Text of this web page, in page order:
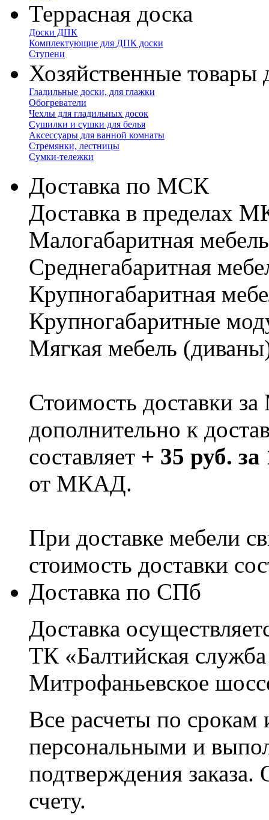
Террасная доска
Доски ДПК
Комплектующие для ДПК доски
Ступени
Хозяйственные товары
Гладильные доски, для глажки
Обогреватели
Чехлы для гладильных досок
Сушилки и сушки для белья
Аксессуары для ванной комнаты
Стремянки, лестницы
Сумки-тележки
Доставка по МСК
Доставка в пределах
Малогабаритная
Cреднегабаритная
Крупногабаритная
Крупногабаритные
Мягкая мебель
Стоимость доставки
дополнительно к
составляет + 35 руб.
от МКАД.
При доставке мебели
стоимость доставки
Доставка по СПб
Доставка
ТК «Балтийская
Митрофаньевское
Все расчеты по срокам
персональными и
подтверждения заказа.
счету.